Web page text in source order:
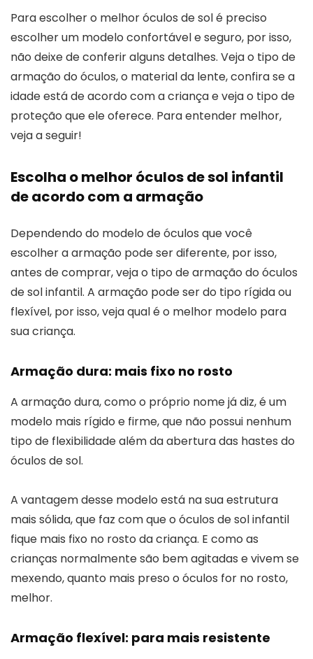
Para escolher o melhor óculos de sol é preciso
escolher um modelo confortável e seguro, por isso,
não deixe de conferir alguns detalhes. Veja o tipo de
armação do óculos, o material da lente, confira se a
idade está de acordo com a criança e veja o tipo de
proteção que ele oferece. Para entender melhor,
veja a seguir!
Escolha o melhor óculos de sol infantil
de acordo com a armação
Dependendo do modelo de óculos que você
escolher a armação pode ser diferente, por isso,
antes de comprar, veja o tipo de armação do óculos
de sol infantil. A armação pode ser do tipo rígida ou
flexível, por isso, veja qual é o melhor modelo para
sua criança.
Armação dura: mais fixo no rosto
A armação dura, como o próprio nome já diz, é um
modelo mais rígido e firme, que não possui nenhum
tipo de flexibilidade além da abertura das hastes do
óculos de sol.
A vantagem desse modelo está na sua estrutura
mais sólida, que faz com que o óculos de sol infantil
fique mais fixo no rosto da criança. E como as
crianças normalmente são bem agitadas e vivem se
mexendo, quanto mais preso o óculos for no rosto,
melhor.
Armação flexível: para mais resistente